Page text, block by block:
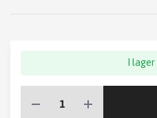
I lager